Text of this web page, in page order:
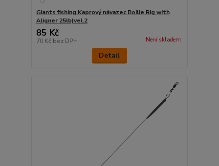
Giants fishing Kaprový návazec Boilie Rig with
Aligner 25lb|vel.2
85 Kč
70 Kč bez DPH Není skladem
Detail